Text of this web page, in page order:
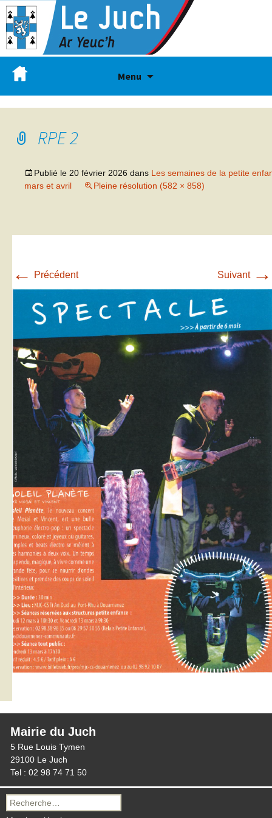
Menu
RPE 2
Publié le 20 février 2026 dans Les semaines de la petite
mars et avril
Pleine résolution (582 × 858)
← Précédent Suivant →
Mairie du Juch
5 Rue Louis Tymen
29100 Le Juch
Tel : 02 98 74 71 50
Recherche
pour :